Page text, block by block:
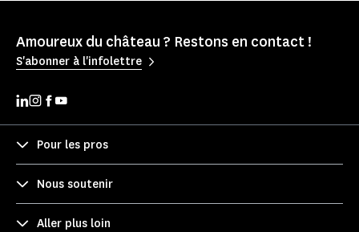
Amoureux du château ? Restons en contact !
S'abonner à l'infolettre
Pour les pros
Nous soutenir
Aller plus loin